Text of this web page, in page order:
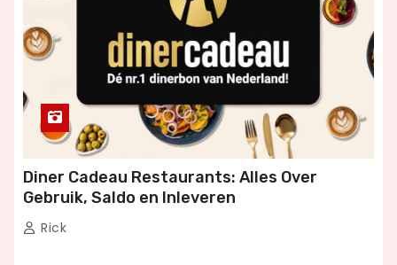
Diner Cadeau Restaurants: Alles Over
Gebruik, Saldo en Inleveren
Rick